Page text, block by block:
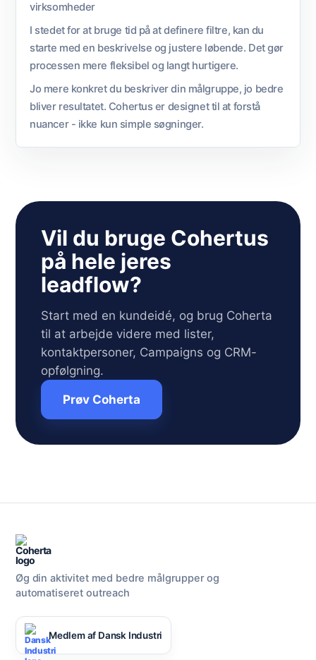
virksomheder
I stedet for at bruge tid på at definere filtre, kan du
starte med en beskrivelse og justere løbende. Det gør
processen mere fleksibel og langt hurtigere.
Jo mere konkret du beskriver din målgruppe, jo bedre
bliver resultatet. Cohertus er designet til at forstå
nuancer - ikke kun simple søgninger.
Vil du bruge Cohertus
på hele jeres
leadflow?
Start med en kundeidé, og brug Coherta
til at arbejde videre med lister,
kontaktpersoner, Campaigns og CRM-
opfølgning.
Prøv Coherta
Øg din aktivitet med bedre målgrupper og
automatiseret outreach
Medlem af Dansk Industri